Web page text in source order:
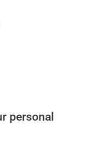
personal